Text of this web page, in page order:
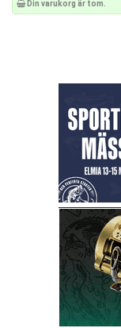
Din varukorg är tom.